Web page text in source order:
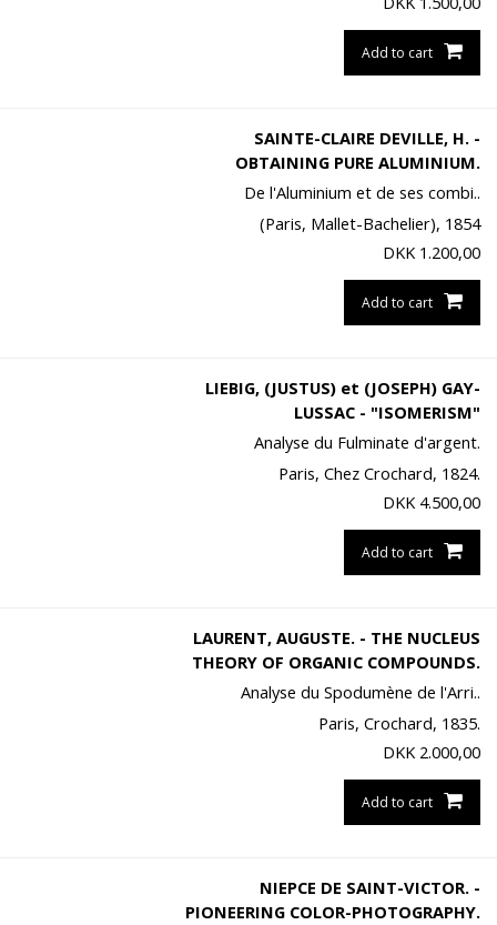
Add to cart
SAINTE-CLAIRE DEVILLE, H. -
OBTAINING PURE ALUMINIUM.
De l'Aluminium et de ses combi..
(Paris, Mallet-Bachelier), 1854
DKK 1.200,00
Add to cart
LIEBIG, (JUSTUS) et (JOSEPH) GAY-
LUSSAC - "ISOMERISM"
Analyse du Fulminate d'argent.
Paris, Chez Crochard, 1824.
DKK 4.500,00
Add to cart
LAURENT, AUGUSTE. - THE NUCLEUS
THEORY OF ORGANIC COMPOUNDS.
Analyse du Spodumène de l'Arri..
Paris, Crochard, 1835.
DKK 2.000,00
Add to cart
NIEPCE DE SAINT-VICTOR. -
PIONEERING COLOR-PHOTOGRAPHY.